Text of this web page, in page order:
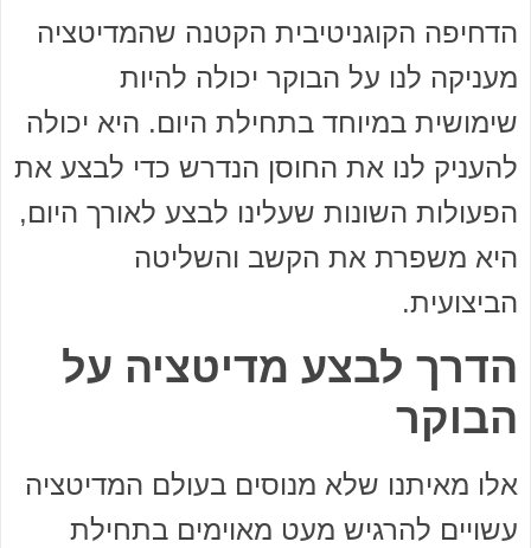
הדחיפה הקוגניטיבית הקטנה שהמדיטציה
מעניקה לנו על הבוקר יכולה להיות
שימושית במיוחד בתחילת היום. היא יכולה
להעניק לנו את החוסן הנדרש כדי לבצע את
הפעולות השונות שעלינו לבצע לאורך היום,
היא משפרת את הקשב והשליטה
הביצועית.
הדרך לבצע מדיטציה על
הבוקר
אלו מאיתנו שלא מנוסים בעולם המדיטציה
עשויים להרגיש מעט מאוימים בתחילת